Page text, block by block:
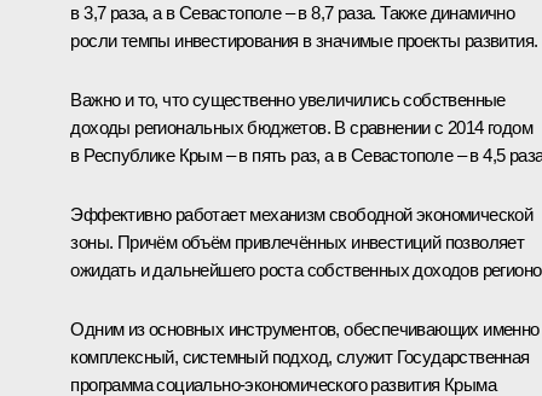
в 3,7 раза, а в Севастополе – в 8,7 раза. Также динамично
росли темпы инвестирования в значимые проекты развития.
Важно и то, что существенно увеличились собственные
доходы региональных бюджетов. В сравнении с 2014 годом
в Республике Крым – в пять раз, а в Севастополе – в 4,5
Эффективно работает механизм свободной экономической
зоны. Причём объём привлечённых инвестиций позволяет
ожидать и дальнейшего роста собственных доходов
Одним из основных инструментов, обеспечивающих именно
комплексный, системный подход, служит Государственная
программа социально-экономического развития Крыма